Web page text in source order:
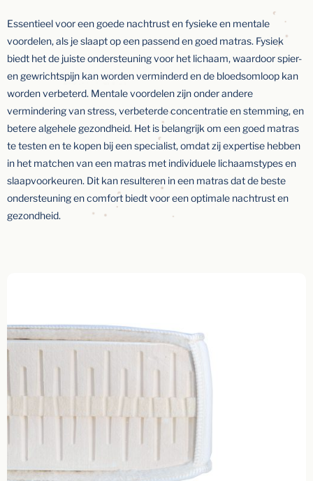
Essentieel voor een goede nachtrust en fysieke en mentale
voordelen, als je slaapt op een passend en goed matras. Fysiek
biedt het de juiste ondersteuning voor het lichaam, waardoor spier-
en gewrichtspijn kan worden verminderd en de bloedsomloop kan
worden verbeterd. Mentale voordelen zijn onder andere
vermindering van stress, verbeterde concentratie en stemming, en
betere algehele gezondheid. Het is belangrijk om een goed matras
te testen en te kopen bij een specialist, omdat zij expertise hebben
in het matchen van een matras met individuele lichaamstypes en
slaapvoorkeuren. Dit kan resulteren in een matras dat de beste
ondersteuning en comfort biedt voor een optimale nachtrust en
gezondheid.